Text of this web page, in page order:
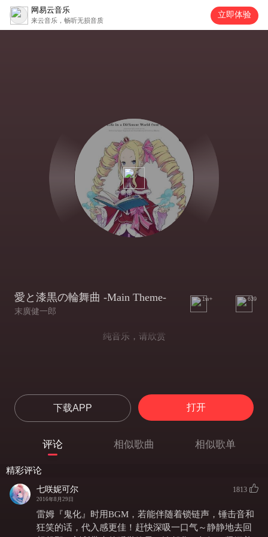
网易云音乐
来云音乐，畅听无损音质
立即体验
愛と漆黒の輪舞曲 -Main Theme-
末廣健一郎
1w+ 639
纯音乐，请欣赏
下载APP 打开
评论 相似歌曲 相似歌单
精彩评论
七咲妮可尔
2016年8月29日
1813
雷姆『鬼化』时用BGM，若能伴随着锁链声，锤击音和
狂笑的话，代入感更佳！赶快深吸一口气～静静地去回